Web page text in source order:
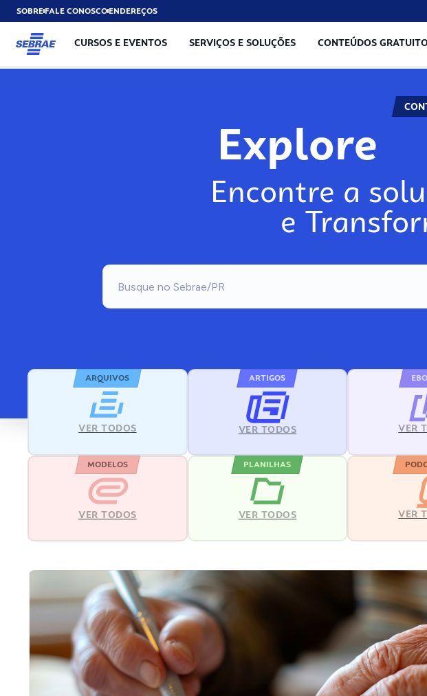
SOBREFALE CONOSCOENDEREÇOS
CURSOS E EVENTOS SERVIÇOS E SOLUÇÕES CONTEÚDOS
Explore
Encontre a
e
ARQUIVOS
VER TODOS
ARTIGOS
VER TODOS VER
MODELOS
VER TODOS
PLANILHAS
VER TODOS VER